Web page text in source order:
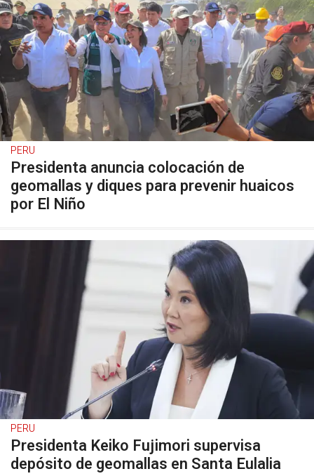
PERU
Presidenta anuncia colocación de
geomallas y diques para prevenir huaicos
por El Niño
PERU
Presidenta Keiko Fujimori supervisa
depósito de geomallas en Santa Eulalia